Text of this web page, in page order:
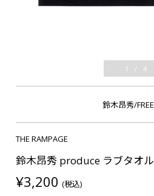
1 / 4
鈴木昂秀/FREE
THE RAMPAGE
鈴木昂秀 produce ラブタオル
¥3,200 (税込)